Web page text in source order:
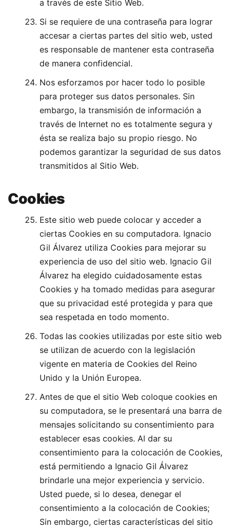
a través de este Sitio Web.
Si se requiere de una contraseña para lograr
accesar a ciertas partes del sitio web, usted
es responsable de mantener esta contraseña
de manera confidencial.
Nos esforzamos por hacer todo lo posible
para proteger sus datos personales. Sin
embargo, la transmisión de información a
través de Internet no es totalmente segura y
ésta se realiza bajo su propio riesgo. No
podemos garantizar la seguridad de sus datos
transmitidos al Sitio Web.
Cookies
Este sitio web puede colocar y acceder a
ciertas Cookies en su computadora. Ignacio
Gil Álvarez utiliza Cookies para mejorar su
experiencia de uso del sitio web. Ignacio Gil
Álvarez ha elegido cuidadosamente estas
Cookies y ha tomado medidas para asegurar
que su privacidad esté protegida y para que
sea respetada en todo momento.
Todas las cookies utilizadas por este sitio web
se utilizan de acuerdo con la legislación
vigente en materia de Cookies del Reino
Unido y la Unión Europea.
Antes de que el sitio Web coloque cookies en
su computadora, se le presentará una barra de
mensajes solicitando su consentimiento para
establecer esas cookies. Al dar su
consentimiento para la colocación de Cookies,
está permitiendo a Ignacio Gil Álvarez
brindarle una mejor experiencia y servicio.
Usted puede, si lo desea, denegar el
consentimiento a la colocación de Cookies;
Sin embargo, ciertas características del sitio